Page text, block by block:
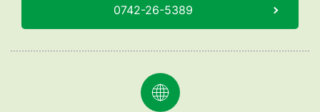
0742-26-5389